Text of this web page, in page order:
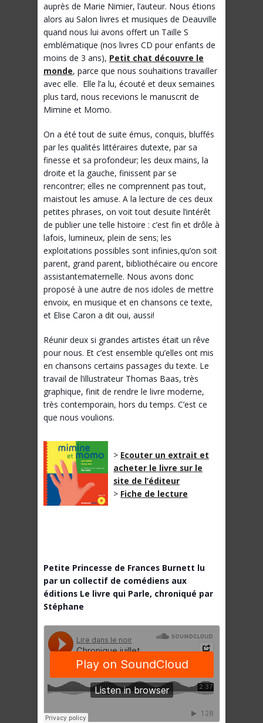
auprès de Marie Nimier, l’auteur. Nous étions
alors au Salon livres et musiques de Deauville
quand nous lui avons offert un Taille S
emblématique (nos livres CD pour enfants de
moins de 3 ans), Petit chat découvre le
monde, parce que nous souhaitions travailler
avec elle. Elle l’a lu, écouté et deux semaines
plus tard, nous recevions le manuscrit de
Mimine et Momo.
On a été tout de suite émus, conquis, bluffés
par les qualités littéraires dutexte, par sa
finesse et sa profondeur; les deux mains, la
droite et la gauche, finissent par se
rencontrer; elles ne comprennent pas tout,
maistout les amuse. A la lecture de ces deux
petites phrases, on voit tout desuite l’intérêt
de publier une telle histoire : c’est fin et drôle à
lafois, lumineux, plein de sens; les
exploitations possibles sont infinies,qu’on soit
parent, grand parent, bibliothécaire ou encore
assistantematernelle. Nous avons donc
proposé à une autre de nos idoles de mettre
envoix, en musique et en chansons ce texte,
et Elise Caron a dit oui, aussi!
Réunir deux si grandes artistes était un rêve
pour nous. Et c’est ensemble qu’elles ont mis
en chansons certains passages du texte. Le
travail de l’illustrateur Thomas Baas, très
graphique, finit de rendre le livre moderne,
très contemporain, hors du temps. C’est ce
que nous voulions.
> Ecouter un extrait et
acheter le livre sur le
site de l’éditeur
> Fiche de lecture
Petite Princesse de Frances Burnett lu
par un collectif de comédiens aux
éditions Le livre qui Parle, chroniqué par
Stéphane